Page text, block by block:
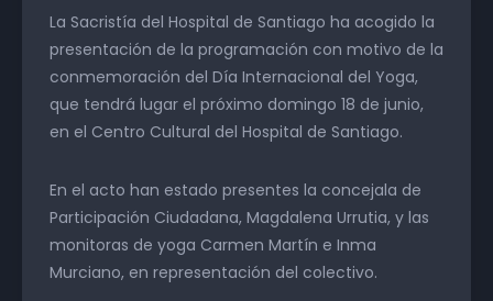
La Sacristía del Hospital de Santiago ha acogido la
presentación de la programación con motivo de la
conmemoración del Día Internacional del Yoga,
que tendrá lugar el próximo domingo 18 de junio,
en el Centro Cultural del Hospital de Santiago.
En el acto han estado presentes la concejala de
Participación Ciudadana, Magdalena Urrutia, y las
monitoras de yoga Carmen Martín e Inma
Murciano, en representación del colectivo.